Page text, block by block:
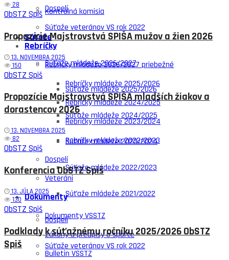
Dospelí
Súťaže veteránov VS rok 2022
Rebríčky
Rebríčky mládeže 2026/2027 priebežné
Rebríčky mládeže 2025/2026
Rebríčky mládeže 2024/2025
Rebríčky mládeže 2023/2024
Rebríčky mládeže 2022/2023
Dospelí
Veteráni
Dokumenty
Dokumenty VSSTZ
Zákony a predpisy o športe
Bulletin VSSTZ
Kontrolná komisia
Súťaže
Súťaže mládeže 2026/2027
Súťaže mládeže 2025/2026
Súťaže mládeže 2024/2025
Súťaže mládeže 2023/2024
Súťaže mládeže 2022/2023
Súťaže mládeže 2021/2022
Dospelí
Súťaže veteránov VS rok 2022
28
ObSTZ Spiš
Propozície Majstrovstvá SPIŠA mužov a žien 2026
13. NOVEMBRA 2025
150
ObSTZ Spiš
Propozície Majstrovstvá SPIŠA mladších žiakov a
dorastencov 2026
13. NOVEMBRA 2025
82
ObSTZ Spiš
Konferencia ObSTZ Spiš
13. JÚLA 2025
130
ObSTZ Spiš
Podklady k súťažnému ročníku 2025/2026 ObSTZ
Spiš